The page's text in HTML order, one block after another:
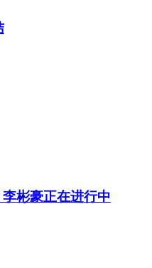
彬豪正在进行中